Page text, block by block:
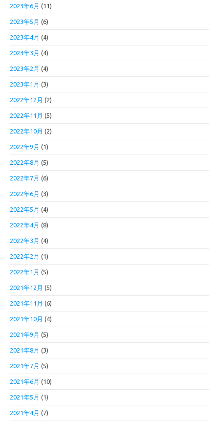
2023年6月 (11)
2023年5月 (6)
2023年4月 (4)
2023年3月 (4)
2023年2月 (4)
2023年1月 (3)
2022年12月 (2)
2022年11月 (5)
2022年10月 (2)
2022年9月 (1)
2022年8月 (5)
2022年7月 (6)
2022年6月 (3)
2022年5月 (4)
2022年4月 (8)
2022年3月 (4)
2022年2月 (1)
2022年1月 (5)
2021年12月 (5)
2021年11月 (6)
2021年10月 (4)
2021年9月 (5)
2021年8月 (3)
2021年7月 (5)
2021年6月 (10)
2021年5月 (1)
2021年4月 (7)